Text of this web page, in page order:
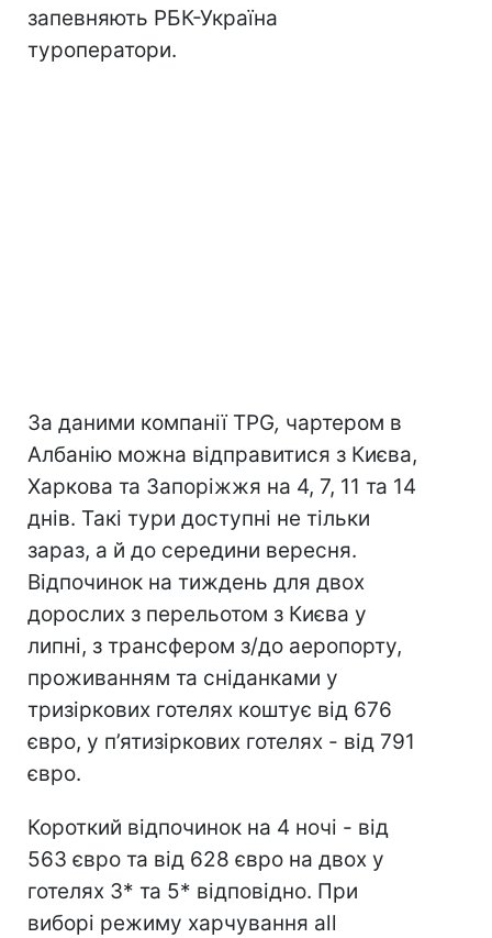
запевняють РБК-Україна
туроператори.
За даними компанії TPG, чартером в
Албанію можна відправитися з Києва,
Харкова та Запоріжжя на 4, 7, 11 та 14
днів. Такі тури доступні не тільки
зараз, а й до середини вересня.
Відпочинок на тиждень для двох
дорослих з перельотом з Києва у
липні, з трансфером з/до аеропорту,
проживанням та сніданками у
тризіркових готелях коштує від 676
євро, у п’ятизіркових готелях - від 791
євро.
Короткий відпочинок на 4 ночі - від
563 євро та від 628 євро на двох у
готелях 3* та 5* відповідно. При
виборі режиму харчування all